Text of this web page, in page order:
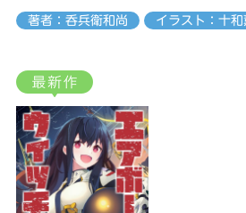
著者：呑兵衛和尚 イラスト：十和